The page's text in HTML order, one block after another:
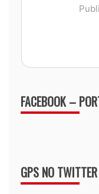
FACEBOOK –
GPS NO TWITTER